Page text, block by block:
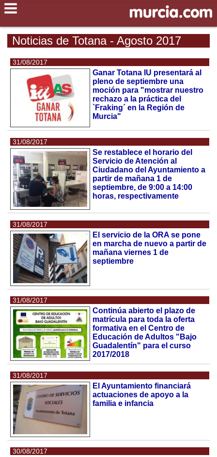
Noticias de Totana - Agosto 2017
31/08/2017
Ganar Totana IU presentará al
pleno de septiembre una
moción para "mostrar nuestro
rechazo a la práctica del
`Fraking´ en la Región de
Murcia"
31/08/2017
Se restablece el horario del
Servicio de Atención al
Ciudadano del Ayuntamiento a
partir de mañana 1 de
septiembre, de 9:00 a 14:00
horas, respectivamente
31/08/2017
El servicio de la ORA se pone
en marcha de nuevo a partir de
mañana viernes 1 de
septiembre
31/08/2017
Continúa abierto el plazo de
matrícula para toda la oferta
formativa en el Centro de
Educación de Adultos "Bajo
Guadalentín" para el curso
2017/2018
31/08/2017
El Ayuntamiento financiará
actuaciones de apoyo a la
familia e infancia
30/08/2017